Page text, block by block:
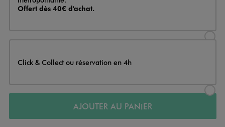
Offert dès 40€ d'achat.
Click & Collect ou réservation en 4h
AJOUTER AU PANIER